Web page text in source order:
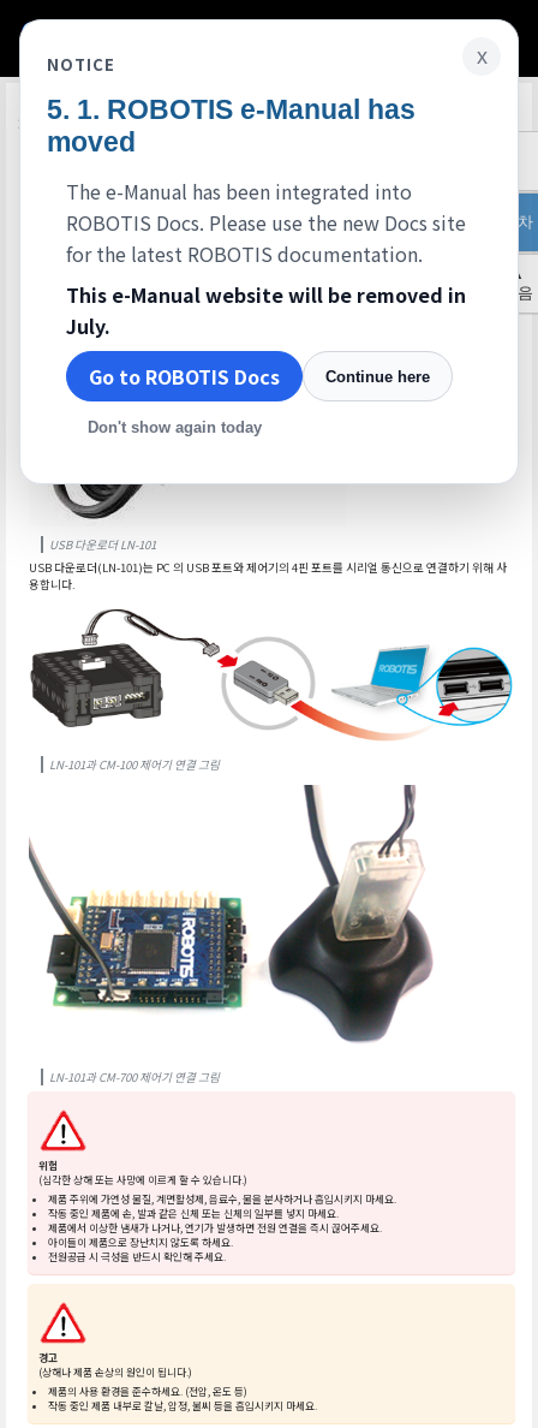
목차
▲
처음
Edit on GitHub
개요
USB 다운로더 LN-101
USB 다운로더(LN-101)는 PC 의 USB 포트와 제어기의 4핀 포트를 시리얼 통신으로 연결하기 위해 사
용합니다.
LN-101과 CM-100 제어기 연결 그림
LN-101과 CM-700 제어기 연결 그림
위험
(심각한 상해 또는 사망에 이르게 할 수 있습니다.)
제품 주위에 가연성 물질, 계면활성제, 음료수, 물을 분사하거나 흡입시키지 마세요.
작동 중인 제품에 손, 발과 같은 신체 또는 신체의 일부를 넣지 마세요.
제품에서 이상한 냄새가 나거나, 연기가 발생하면 전원 연결을 즉시 끊어주세요.
아이들이 제품으로 장난치지 않도록 하세요.
전원공급 시 극성을 반드시 확인해 주세요.
경고
(상해나 제품 손상의 원인이 됩니다.)
제품의 사용 환경을 준수하세요. (전압, 온도 등)
작동 중인 제품 내부로 칼날, 압정, 불씨 등을 흡입시키지 마세요.
x
NOTICE
ROBOTIS e-Manual has
moved
The e-Manual has been integrated into
ROBOTIS Docs. Please use the new Docs site
for the latest ROBOTIS documentation.
This e-Manual website will be removed in
July.
Go to ROBOTIS Docs
Continue here
Don't show again today